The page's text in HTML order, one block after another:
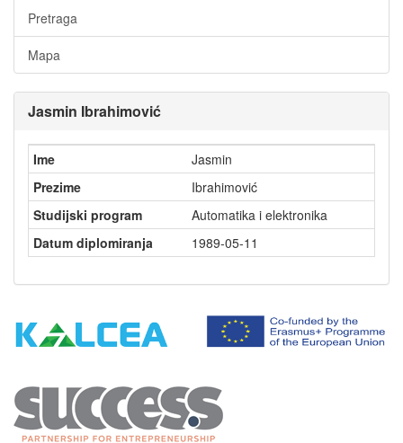
Pretraga
Mapa
Jasmin Ibrahimović
Ime
Jasmin
Prezime
Ibrahimović
Studijski program
Automatika i elektronika
Datum diplomiranja
1989-05-11